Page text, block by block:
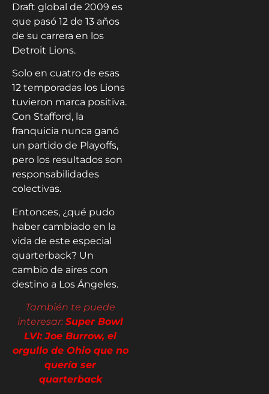
Draft global de 2009 es
que pasó 12 de 13 años
de su carrera en los
Detroit Lions.
Solo en cuatro de esas
12 temporadas los Lions
tuvieron marca positiva.
Con Stafford, la
franquicia nunca ganó
un partido de Playoffs,
pero los resultados son
responsabilidades
colectivas.
Entonces, ¿qué pudo
haber cambiado en la
vida de este especial
quarterback? Un
cambio de aires con
destino a Los Ángeles.
También te puede
interesar: Super Bowl
LVI: Joe Burrow, el
orgullo de Ohio que no
quería ser
quarterback